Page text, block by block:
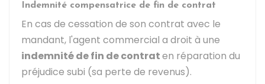
Indemnité compensatrice de fin de contrat
En cas de cessation de son contrat avec le
mandant, l'agent commercial a droit à une
indemnité de fin de contraten réparation du
préjudice subi (sa perte de revenus).